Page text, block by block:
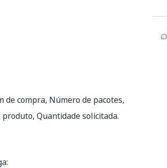
de compra, Número de pacotes,
Quantidade solicitada.